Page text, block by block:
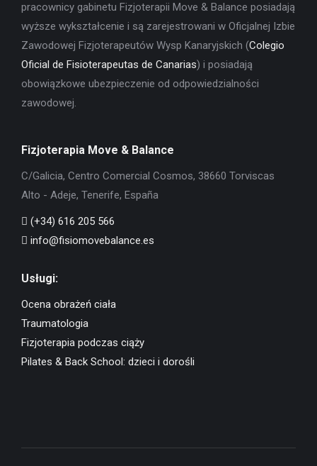
pracownicy gabinetu Fizjoterapii Move & Balance posiadają
wyższe wykształcenie i są zarejestrowani w Oficjalnej Izbie
Zawodowej Fizjoterapeutów Wysp Kanaryjskich (Colegio
Oficial de Fisioterapeutas de Canarias) i posiadają
obowiązkowe ubezpieczenie od odpowiedzialności
zawodowej.
Fizjoterapia Move & Balance
C/Galicia, Centro Comercial Cosmos, 38660 Torviscas
Alto - Adeje, Tenerife, España
(+34) 616 205 566
info@fisiomovebalance.es
Usługi:
Ocena obrażeń ciała
Traumatologia
Fizjoterapia podczas ciąży
Pilates & Back School: dzieci i dorośli